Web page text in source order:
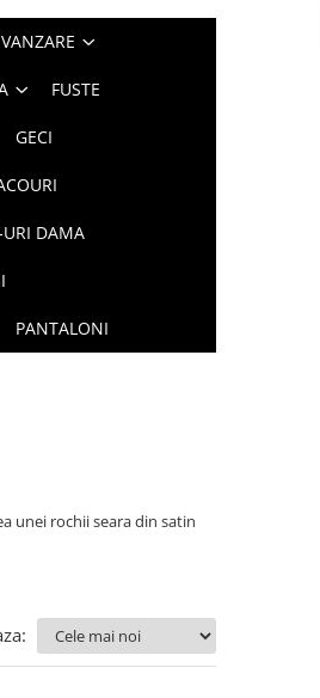
FUSTE
GECI
URI DAMA
PANTALONI
unei rochii seara din satin